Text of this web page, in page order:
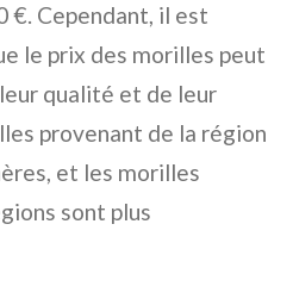
€. Cependant, il est
le prix des morilles peut
qualité et de leur
provenant de la région
et les morilles
sont plus